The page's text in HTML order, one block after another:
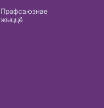
Прафсаюзнае
жыццё